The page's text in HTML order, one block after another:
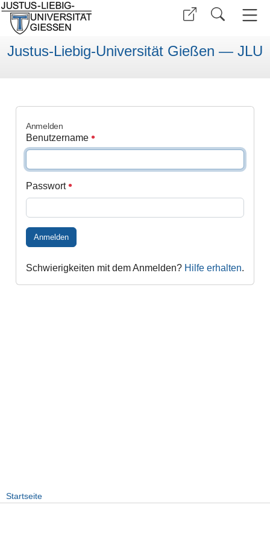
Justus-Liebig-Universität Gießen — JLU
Anmelden
Benutzername
Passwort
Anmelden
Schwierigkeiten mit dem Anmelden? Hilfe erhalten.
Startseite